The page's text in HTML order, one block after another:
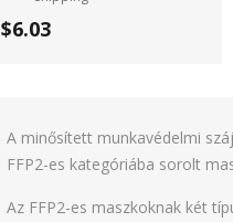
$6.03
A minősített munkavédelmi
FFP2-es kategóriába sorolt
Az FFP2-es maszkoknak két